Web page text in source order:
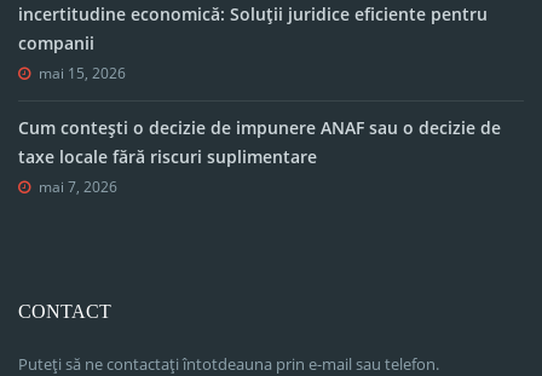
incertitudine economică: Soluții juridice eficiente pentru
companii
mai 15, 2026
Cum contești o decizie de impunere ANAF sau o decizie de
taxe locale fără riscuri suplimentare
mai 7, 2026
CONTACT
Puteți să ne contactați întotdeauna prin e-mail sau telefon.